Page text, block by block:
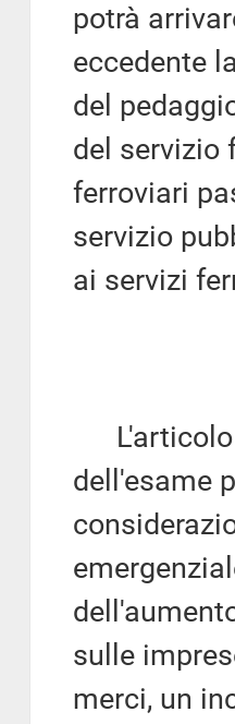
potrà
eccedente
del
del servizio
ferroviari
servizio
ai servizi
L'articolo
dell'esame
sulle
merci, un